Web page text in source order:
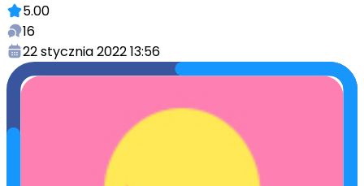
5.00
16
22 stycznia 2022 13:56